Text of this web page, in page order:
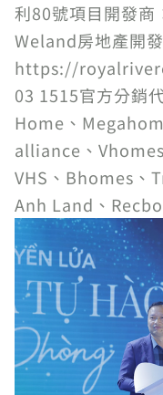
利80號項目開發商
Weland房地產開
https://
03 1515官方分銷
Home、
alliance、
VHS、Bhomes、
Anh Land、